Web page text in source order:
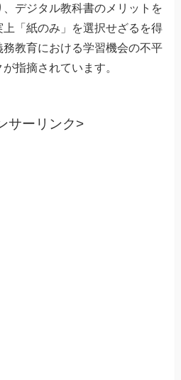
デジタル教科書のメリットを
「紙のみ」を選択せざるを得
教育における学習機会の不平
指摘されています。
サーリンク>